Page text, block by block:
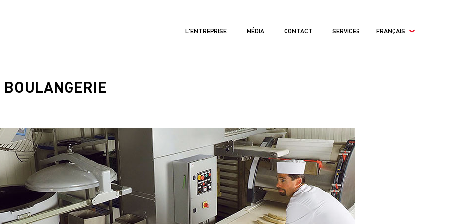
L'ENTREPRISE MÉDIA CONTACT SERVICES FRANÇAIS